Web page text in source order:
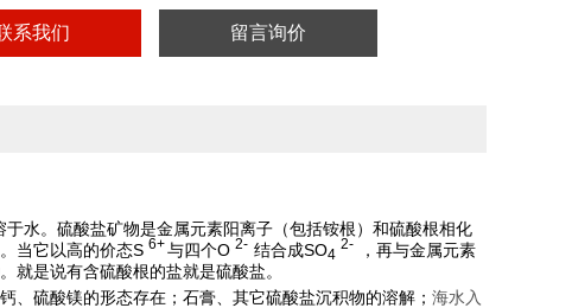
系我们 留言询价
于水。硫酸盐矿物是金属元素阳离子（包括铵根）和硫酸根相化
当它以高的价态S 6+与四个O 2- 结合成SO4
2-
，再与金属元素
就是说有含硫酸根的盐就是硫酸盐。
硫酸镁的形态存在；石膏、其它硫酸盐沉积物的溶解； 海水入